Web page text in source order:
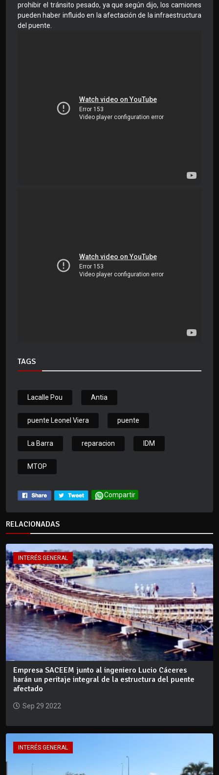
prohibir el tránsito pesado, ya que según dijo, los camiones
pueden haber influido en la afectación de la infraestructura
del puente.
TAGS
Lacalle Pou Antia
puente Leonel Viera puente
La Barra reparacion IDM
MTOP
Compartir
RELACIONADAS
INTERÉS GENERAL
Empresa SACEEM junto al ingeniero Lucio Cáceres
harán un peritaje integral de la estructura del puente
afectado
Sep 29 2022
INTERÉS GENERAL